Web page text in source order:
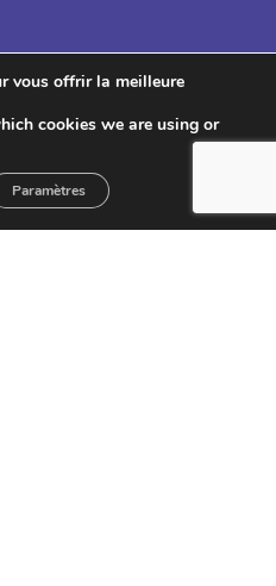
vous offrir la meilleure
cookies we are using or
Paramètres